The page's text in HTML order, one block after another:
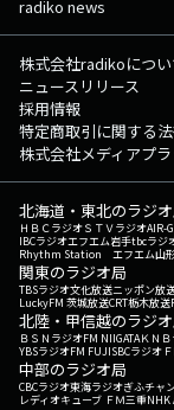
radiko news
株式会社radikoにつ
ニュースリリース
採用情報
特定商取引に関する
株式会社メディアプ
北海道・東北のラジ
ＨＢＣラジオＳＴＶラジオAIR-
IBCラジオエフエム岩手tbcラジ
Rhythm Station エフエム山形
関東のラジオ局
TBSラジオ文化放送ニッポン放
LuckyFM 茨城放送CRT栃木放送
北陸・甲信越のラジ
ＢＳＮラジオFM NIIGATAＫＮ
YBSラジオFM FUJISBCラジオ
中部のラジオ局
CBCラジオ東海ラジオぎふチャ
レディオキューブ ＦＭ三重NHK